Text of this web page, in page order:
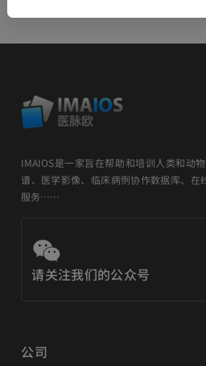
IMAIOS是一家旨在帮助和培训人类和动
谱、医学影像、临床病例协作数据库、在
服务……
请关注我们的公众号
公司